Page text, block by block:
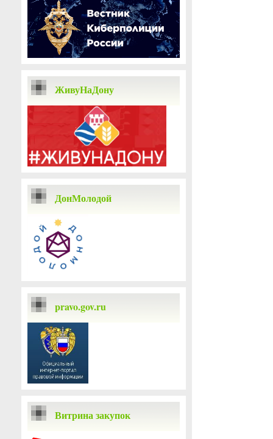
ЖивуНаДону
ДонМолодой
pravo.gov.ru
Витрина закупок